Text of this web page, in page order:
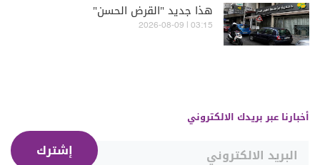
هذا جديد "القرض الحسن"
03:15 | 2026-08-09
أخبارنا عبر بريدك الالكتروني
إشترك